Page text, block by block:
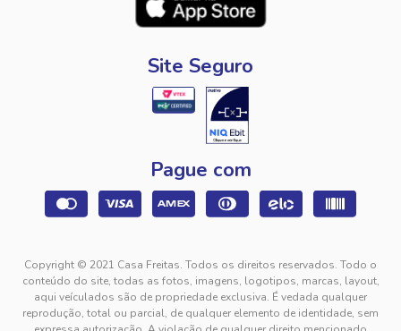
Site Seguro
Pague com
Copyright © 2021 Casa Freitas. Todos os direitos reservados. Todo o
conteúdo do site, todas as fotos, imagens, logotipos, marcas, layout,
aqui veículados são de propriedade exclusiva. É vedada qualquer
reprodução, total ou parcial, de qualquer elemento de identidade, sem